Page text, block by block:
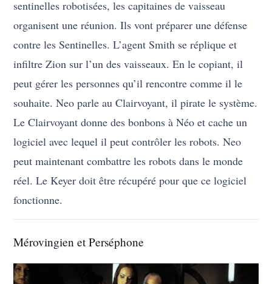
sentinelles robotisées, les capitaines de vaisseau
organisent une réunion. Ils vont préparer une défense
contre les Sentinelles. L’agent Smith se réplique et
infiltre Zion sur l’un des vaisseaux. En le copiant, il
peut gérer les personnes qu’il rencontre comme il le
souhaite. Neo parle au Clairvoyant, il pirate le système.
Le Clairvoyant donne des bonbons à Néo et cache un
logiciel avec lequel il peut contrôler les robots. Neo
peut maintenant combattre les robots dans le monde
réel. Le Keyer doit être récupéré pour que ce logiciel
fonctionne.
Mérovingien et Perséphone